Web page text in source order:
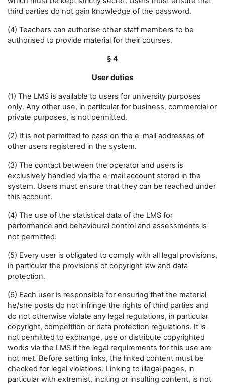
third parties do not gain knowledge of the password.
(4) Teachers can authorise other staff members to be
authorised to provide material for their courses.
§ 4
User duties
(1) The LMS is available to users for university purposes
only. Any other use, in particular for business, commercial or
private purposes, is not permitted.
(2) It is not permitted to pass on the e-mail addresses of
other users registered in the system.
(3) The contact between the operator and users is
exclusively handled via the e-mail account stored in the
system. Users must ensure that they can be reached under
this account.
(4) The use of the statistical data of the LMS for
performance and behavioural control and assessments is
not permitted.
(5) Every user is obligated to comply with all legal provisions,
in particular the provisions of copyright law and data
protection.
(6) Each user is responsible for ensuring that the material
he/she posts do not infringe the rights of third parties and
do not otherwise violate any legal regulations, in particular
copyright, competition or data protection regulations. It is
not permitted to exchange, use or distribute copyrighted
works via the LMS if the legal requirements for this use are
not met. Before setting links, the linked content must be
checked for legal violations. Linking to illegal pages, in
particular with extremist, inciting or insulting content, is not